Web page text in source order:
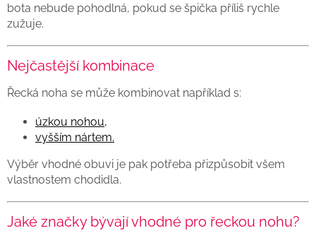
bota nebude pohodlná, pokud se špička příliš rychle
zužuje.
Nejčastější kombinace
Řecká noha se může kombinovat například s:
úzkou nohou,
vyšším nártem.
Výběr vhodné obuvi je pak potřeba přizpůsobit všem
vlastnostem chodidla.
Jaké značky bývají vhodné pro řeckou nohu?